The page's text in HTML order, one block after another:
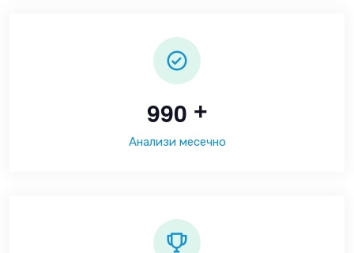
990 +
Анализи месечно